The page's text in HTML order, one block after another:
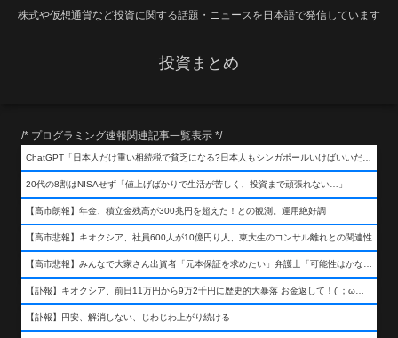
株式や仮想通貨など投資に関する話題・ニュースを日本語で発信しています
投資まとめ
/* プログラミング速報関連記事一覧表示 */
ChatGPT「日本人だけ重い相続税で貧乏になる?日本人もシンガポールいけばいいだけだから相続税で日本人は貧乏にならんだろ呆」
20代の8割はNISAせず「値上げばかりで生活が苦しく、投資まで頑張れない…」
【高市朗報】年金、積立金残高が300兆円を超えた！との観測。運用絶好調
【高市悲報】キオクシア、社員600人が10億円り人、東大生のコンサル離れとの関連性
【高市悲報】みんなで大家さん出資者「元本保証を求めたい」弁護士「可能性はかなり低い」出資者「不誠実！」
【訃報】キオクシア、前日11万円から9万2千円に歴史的大暴落 お金返して！(´；ω；｀)
【訃報】円安、解消しない、じわじわ上がり続ける